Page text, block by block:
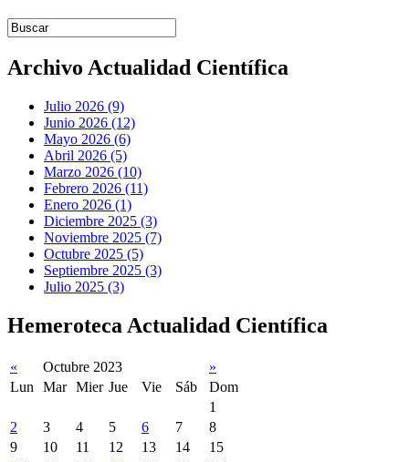
Introduce términos de búsqueda
Archivo Actualidad Científica
Julio 2026 (9)
Junio 2026 (12)
Mayo 2026 (6)
Abril 2026 (5)
Marzo 2026 (10)
Febrero 2026 (11)
Enero 2026 (1)
Diciembre 2025 (3)
Noviembre 2025 (7)
Octubre 2025 (5)
Septiembre 2025 (3)
Julio 2025 (3)
Hemeroteca Actualidad Científica
« Octubre 2023
»
Lun
Mar Mier Jue Vie Sáb
Dom
1
2
3 4 5 6 7
8
9
10 11 12 13 14
15